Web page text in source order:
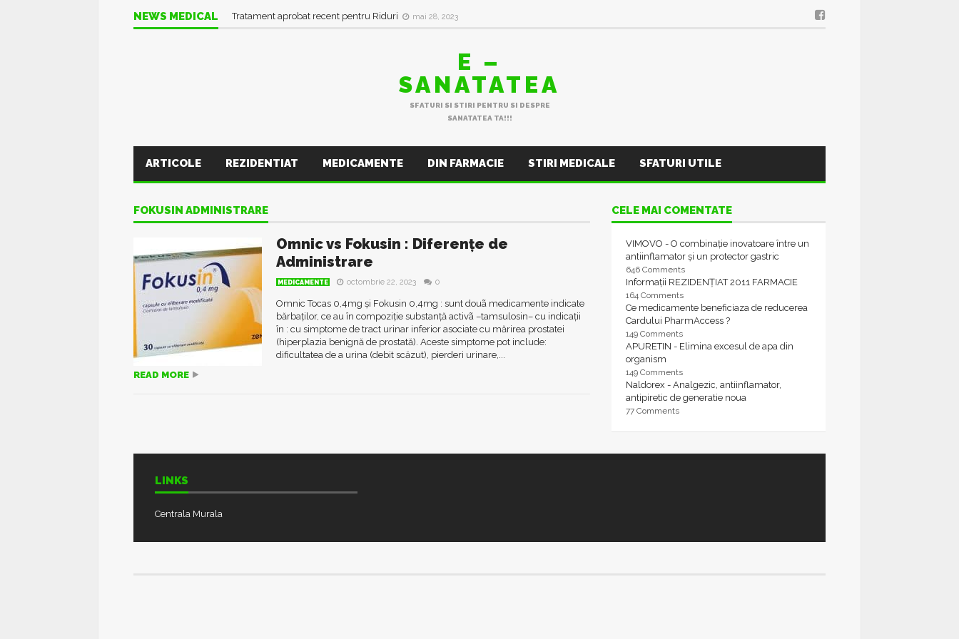
NEWS MEDICAL Tratament aprobat recent pentru Riduri mai 28, 2023
E –
SANATATEA
SFATURI SI STIRI PENTRU SI DESPRE
SANATATEA TA!!!
ARTICOLE REZIDENTIAT MEDICAMENTE DIN FARMACIE STIRI MEDICALE SFATURI UTILE
FOKUSIN ADMINISTRARE
Omnic vs Fokusin : Diferenţe de
Administrare
MEDICAMENTE octombrie 22, 2023 0
Omnic Tocas 0,4mg și Fokusin 0,4mg : sunt douã medicamente indicate
bărbaților, ce au în compoziție substanță activã –tamsulosin– cu indicații
în : cu simptome de tract urinar inferior asociate cu mărirea prostatei
(hiperplazia benignă de prostată). Aceste simptome pot include:
dificultatea de a urina (debit scăzut), pierderi urinare,...
READ MORE
CELE MAI COMENTATE
VIMOVO - O combinație inovatoare între un
antiinflamator și un protector gastric
646 Comments
Informații REZIDENȚIAT 2011 FARMACIE
164 Comments
Ce medicamente beneficiaza de reducerea
Cardului PharmAccess ?
149 Comments
APURETIN - Elimina excesul de apa din
organism
149 Comments
Naldorex - Analgezic, antiinflamator,
antipiretic de generatie noua
77 Comments
LINKS
Centrala Murala